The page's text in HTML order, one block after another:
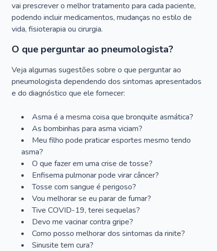
vai prescrever o melhor tratamento para cada paciente,
podendo incluir medicamentos, mudanças no estilo de
vida, fisioterapia ou cirurgia.
O que perguntar ao pneumologista?
Veja algumas sugestões sobre o que perguntar ao
pneumologista dependendo dos sintomas apresentados
e do diagnóstico que ele fornecer:
Asma é a mesma coisa que bronquite asmática?
As bombinhas para asma viciam?
Meu filho pode praticar esportes mesmo tendo
asma?
O que fazer em uma crise de tosse?
Enfisema pulmonar pode virar câncer?
Tosse com sangue é perigoso?
Vou melhorar se eu parar de fumar?
Tive COVID-19, terei sequelas?
Devo me vacinar contra gripe?
Como posso melhorar dos sintomas da rinite?
Sinusite tem cura?